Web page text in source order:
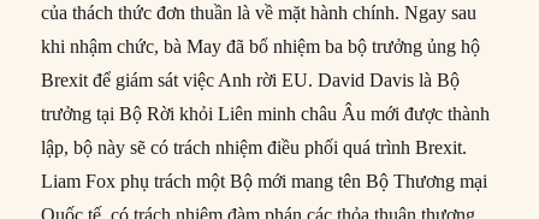
của thách thức đơn thuần là về mặt hành chính. Ngay sau
khi nhậm chức, bà May đã bổ nhiệm ba bộ trưởng ủng hộ
Brexit để giám sát việc Anh rời EU. David Davis là Bộ
trưởng tại Bộ Rời khỏi Liên minh châu Âu mới được thành
lập, bộ này sẽ có trách nhiệm điều phối quá trình Brexit.
Liam Fox phụ trách một Bộ mới mang tên Bộ Thương mại
Quốc tế, có trách nhiệm đàm phán các thỏa thuận thương